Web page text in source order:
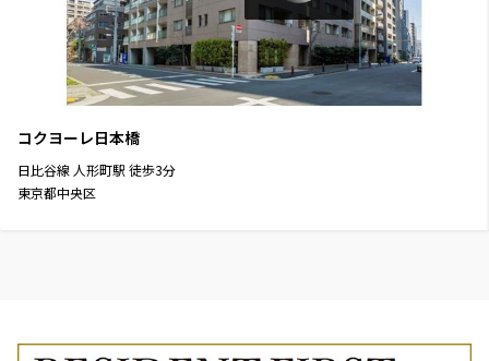
コクヨーレ日本橋
日比谷線 人形町駅 徒歩3分
東京都中央区